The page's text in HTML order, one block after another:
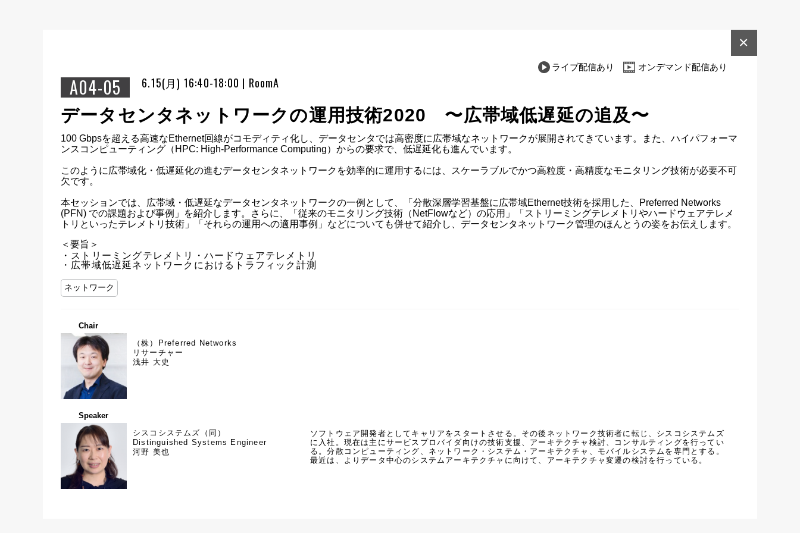
ライブ配信あり オンデマンド配信あり
A04-05 6.15(月) 16:40-18:00 | RoomA
×
データセンタネットワークの運用技術2020 〜広帯域低遅延の追及〜
100 Gbpsを超える高速なEthernet回線がコモディティ化し、データセンタでは高密度に広帯域なネットワークが展開されてきています。また、ハイパフォーマ
ンスコンピューティング（HPC: High-Performance Computing）からの要求で、低遅延化も進んでいます。
このように広帯域化・低遅延化の進むデータセンタネットワークを効率的に運用するには、スケーラブルでかつ高粒度・高精度なモニタリング技術が必要不可
欠です。
本セッションでは、広帯域・低遅延なデータセンタネットワークの一例として、「分散深層学習基盤に広帯域Ethernet技術を採用した、Preferred Networks
(PFN) での課題および事例」を紹介します。さらに、「従来のモニタリング技術（NetFlowなど）の応用」「ストリーミングテレメトリやハードウェアテレメ
トリといったテレメトリ技術」「それらの運用への適用事例」などについても併せて紹介し、データセンタネットワーク管理のほんとうの姿をお伝えします。
＜要旨＞
・ストリーミングテレメトリ・ハードウェアテレメトリ
・広帯域低遅延ネットワークにおけるトラフィック計測
ネットワーク
Chair
（株）Preferred Networks
リサーチャー
浅井 大史
Speaker
シスコシステムズ（同）
Distinguished Systems Engineer
河野 美也
ソフトウェア開発者としてキャリアをスタートさせる。その後ネットワーク技術者に転じ、シスコシステムズ
に入社。現在は主にサービスプロバイダ向けの技術支援、アーキテクチャ検討、コンサルティングを行ってい
る。分散コンピューティング、ネットワーク・システム・アーキテクチャ、モバイルシステムを専門とする。
最近は、よりデータ中心のシステムアーキテクチャに向けて、アーキテクチャ変遷の検討を行っている。